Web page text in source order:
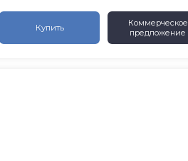
Купить
Коммерческое
предложение